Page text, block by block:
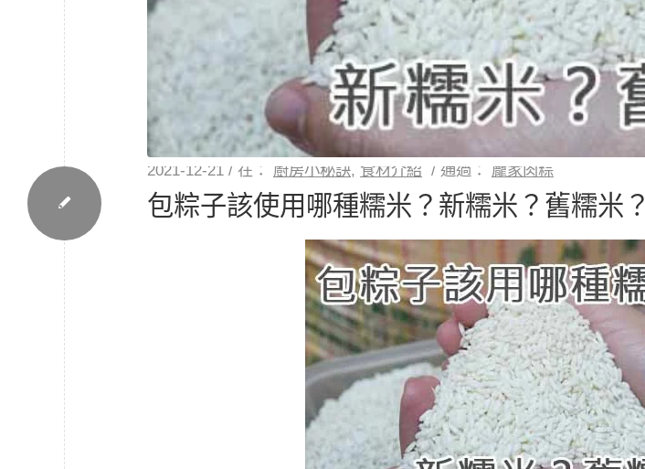
2021-12-21 / 在： 廚房小秘訣, 食材介紹 / 通過： 龐家肉粽
包粽子該使用哪種糯米？新糯米？舊糯米？